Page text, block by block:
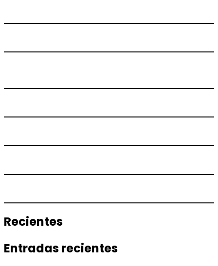
Recientes
Entradas recientes